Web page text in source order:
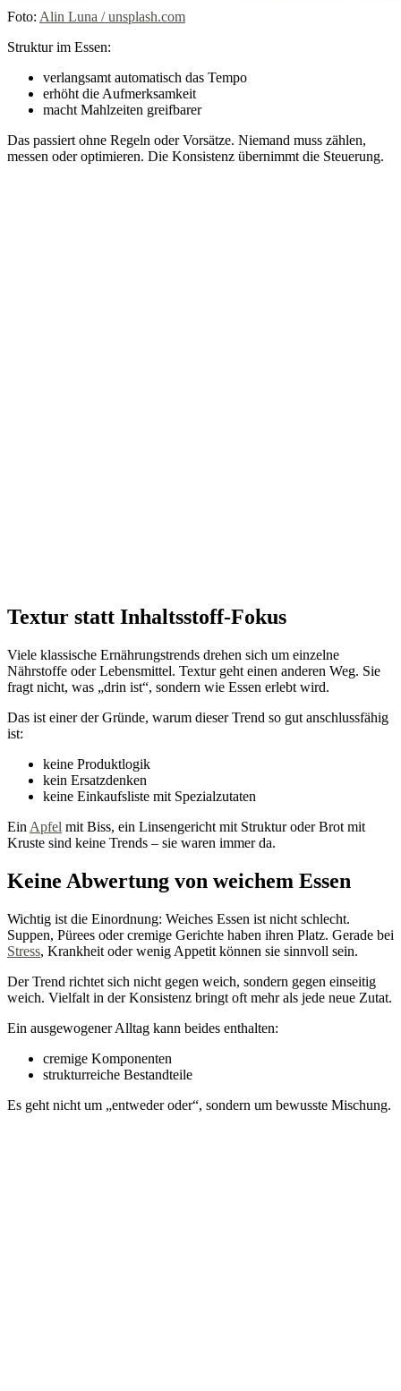
Foto: Alin Luna / unsplash.com
Struktur im Essen:
verlangsamt automatisch das Tempo
erhöht die Aufmerksamkeit
macht Mahlzeiten greifbarer
Das passiert ohne Regeln oder Vorsätze. Niemand muss zählen,
messen oder optimieren. Die Konsistenz übernimmt die Steuerung.
Textur statt Inhaltsstoff-Fokus
Viele klassische Ernährungstrends drehen sich um einzelne
Nährstoffe oder Lebensmittel. Textur geht einen anderen Weg. Sie
fragt nicht, was „drin ist“, sondern wie Essen erlebt wird.
Das ist einer der Gründe, warum dieser Trend so gut anschlussfähig
ist:
keine Produktlogik
kein Ersatzdenken
keine Einkaufsliste mit Spezialzutaten
Ein Apfel mit Biss, ein Linsengericht mit Struktur oder Brot mit
Kruste sind keine Trends – sie waren immer da.
Keine Abwertung von weichem Essen
Wichtig ist die Einordnung: Weiches Essen ist nicht schlecht.
Suppen, Pürees oder cremige Gerichte haben ihren Platz. Gerade bei
Stress, Krankheit oder wenig Appetit können sie sinnvoll sein.
Der Trend richtet sich nicht gegen weich, sondern gegen einseitig
weich. Vielfalt in der Konsistenz bringt oft mehr als jede neue Zutat.
Ein ausgewogener Alltag kann beides enthalten:
cremige Komponenten
strukturreiche Bestandteile
Es geht nicht um „entweder oder“, sondern um bewusste Mischung.